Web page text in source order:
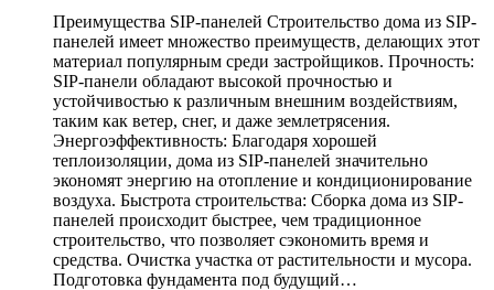
Преимущества SIP-панелей Строительство дома из SIP-
панелей имеет множество преимуществ, делающих этот
материал популярным среди застройщиков. Прочность:
SIP-панели обладают высокой прочностью и
устойчивостью к различным внешним воздействиям,
таким как ветер, снег, и даже землетрясения.
Энергоэффективность: Благодаря хорошей
теплоизоляции, дома из SIP-панелей значительно
экономят энергию на отопление и кондиционирование
воздуха. Быстрота строительства: Сборка дома из SIP-
панелей происходит быстрее, чем традиционное
строительство, что позволяет сэкономить время и
средства. Очистка участка от растительности и мусора.
Подготовка фундамента под будущий…